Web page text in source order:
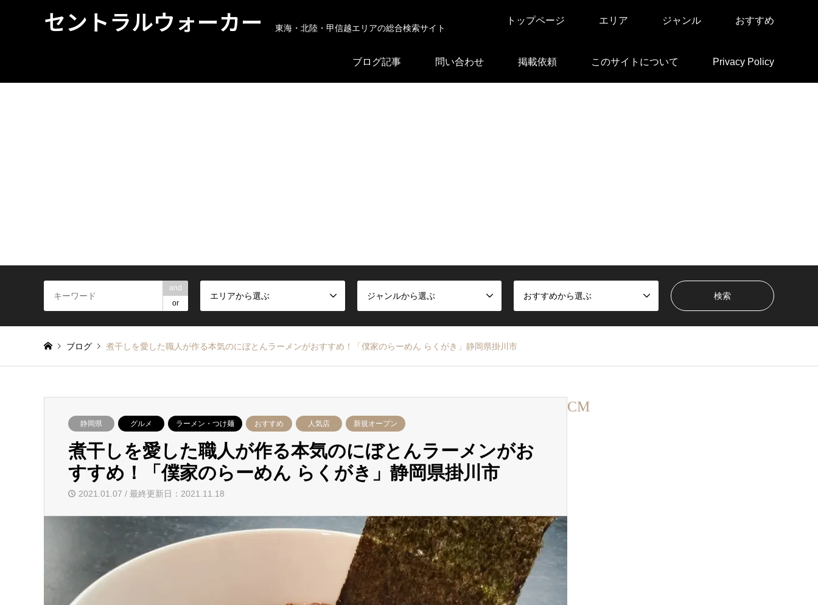
セントラルウォーカー 東海・北陸・甲信越エリアの総合検索サイト
トップページ エリア ジャンル おすすめ
ブログ記事 問い合わせ 掲載依頼 このサイトについて Privacy Policy
and
or
エリアから選ぶ ジャンルから選ぶ おすすめから選ぶ
ブログ 煮干しを愛した職人が作る本気のにぼとんラーメンがおすすめ！「僕家のらーめん らくがき」静岡県掛川市
静岡県 グルメ ラーメン・つけ麺 おすすめ 人気店 新規オープン
煮干しを愛した職人が作る本気のにぼとんラーメンがお
すすめ！「僕家のらーめん らくがき」静岡県掛川市
2021.01.07 / 最終更新日：2021.11.18
CM